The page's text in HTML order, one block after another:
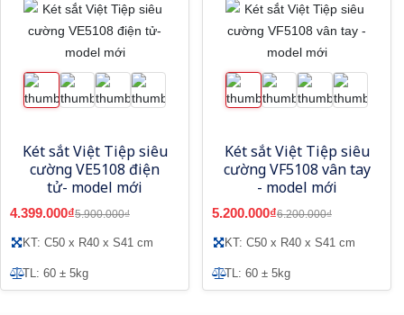
Két sắt Việt Tiệp siêu
cường VE5108 điện
tử- model mới
4.399.000₫5.900.000₫
KT: C50 x R40 x S41 cm
TL: 60 ± 5kg
Két sắt Việt Tiệp siêu
cường VF5108 vân tay
- model mới
5.200.000₫6.200.000₫
KT: C50 x R40 x S41 cm
TL: 60 ± 5kg